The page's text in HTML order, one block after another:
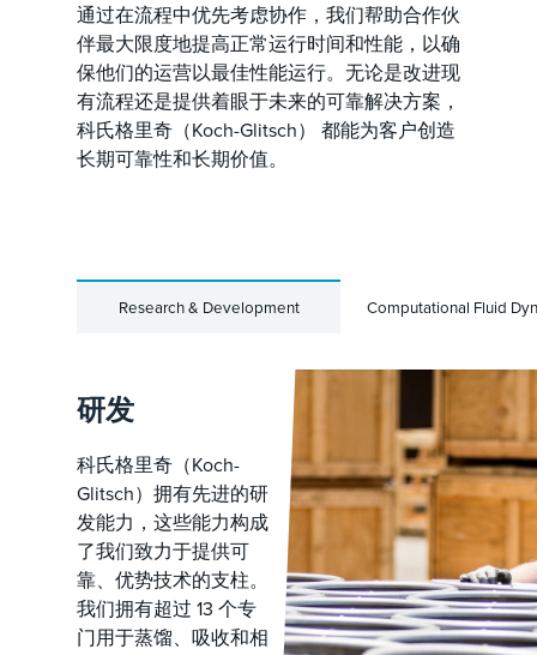
通过在流程中优先考虑协作，我们帮助合作伙
伴最大限度地提高正常运行时间和性能，以确
保他们的运营以最佳性能运行。无论是改进现
有流程还是提供着眼于未来的可靠解决方案，
科氏格里奇（Koch-Glitsch） 都能为客户创造
长期可靠性和长期价值。
Research & Development Computational Fluid
研发
科氏格里奇（Koch-
Glitsch）拥有先进的研
发能力，这些能力构成
了我们致力于提供可
靠、优势技术的支柱。
我们拥有超过 13 个专
门用于蒸馏、吸收和相